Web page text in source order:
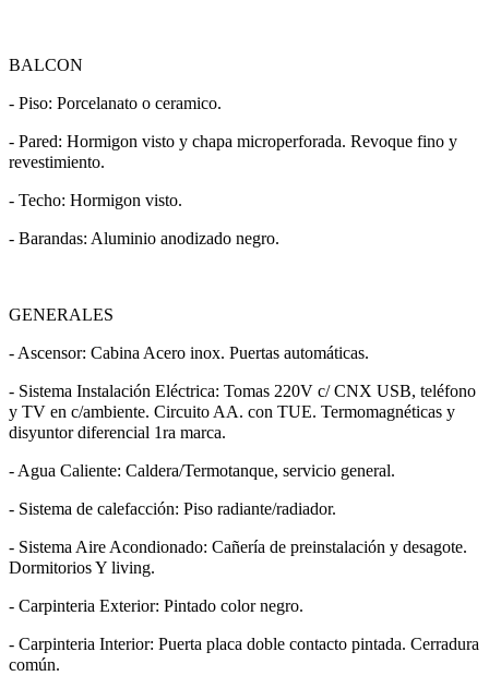
BALCON
- Piso: Porcelanato o ceramico.
- Pared: Hormigon visto y chapa microperforada. Revoque fino y
revestimiento.
- Techo: Hormigon visto.
- Barandas: Aluminio anodizado negro.
GENERALES
- Ascensor: Cabina Acero inox. Puertas automáticas.
- Sistema Instalación Eléctrica: Tomas 220V c/ CNX USB, teléfono
y TV en c/ambiente. Circuito AA. con TUE. Termomagnéticas y
disyuntor diferencial 1ra marca.
- Agua Caliente: Caldera/Termotanque, servicio general.
- Sistema de calefacción: Piso radiante/radiador.
- Sistema Aire Acondionado: Cañería de preinstalación y desagote.
Dormitorios Y living.
- Carpinteria Exterior: Pintado color negro.
- Carpinteria Interior: Puerta placa doble contacto pintada. Cerradura
común.